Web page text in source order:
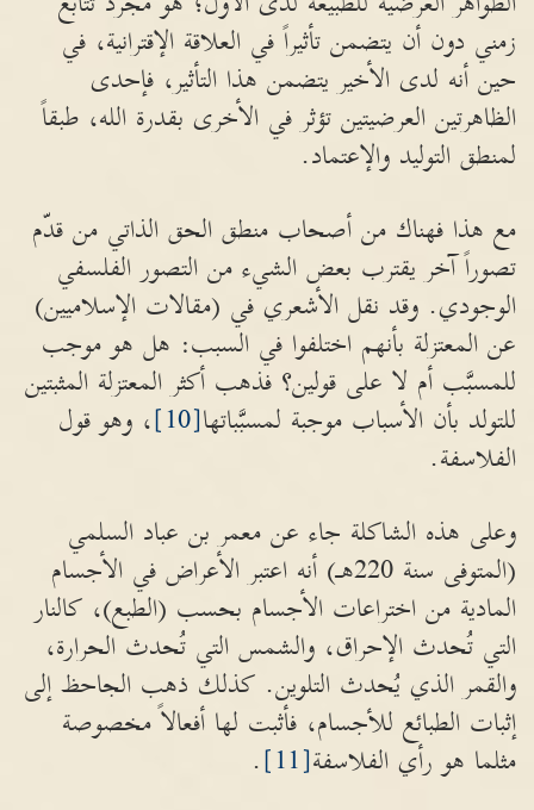
زمني دون أن يتضمن تأثيراً في العلاقة الإقترانية، في
حين أنه لدى الأخير يتضمن هذا التأثير، فإحدى
الظاهرتين العرضيتين تؤثر في الأخرى بقدرة الله، طبقاً
لمنطق التوليد والإعتماد.
مع هذا فهناك من أصحاب منطق الحق الذاتي من قدّم
تصوراً آخر يقترب بعض الشيء من التصور الفلسفي
الوجودي. وقد نقل الأشعري في (مقالات الإسلاميين)
عن المعتزلة بأنهم اختلفوا في السبب: هل هو موجب
للمسبَّب أم لا على قولين؟ فذهب أكثر المعتزلة المثبتين
للتولد بأن الأسباب موجبة لمسبَّباتها[10]
، وهو قول
الفلاسفة.
وعلى هذه الشاكلة جاء عن معمر بن عباد السلمي
(المتوفى سنة 220هـ) أنه اعتبر الأعراض في الأجسام
المادية من اختراعات الأجسام بحسب (الطبع)، كالنار
التي تُحدث الإحراق، والشمس التي تُحدث الحرارة،
والقمر الذي يُحدث التلوين. كذلك ذهب الجاحظ إلى
إثبات الطبائع للأجسام، فأثبت لها أفعالاً مخصوصة
مثلما هو رأي الفلاسفة[11]
.